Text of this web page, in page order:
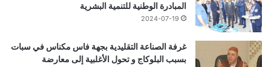
المبادرة الوطنية للتنمية البشرية
2024-07-19
غرفة الصناعة التقليدية بجهة فاس مكناس في سبات
بسبب البلوكاج و تحول الأغلبية إلى معارضة